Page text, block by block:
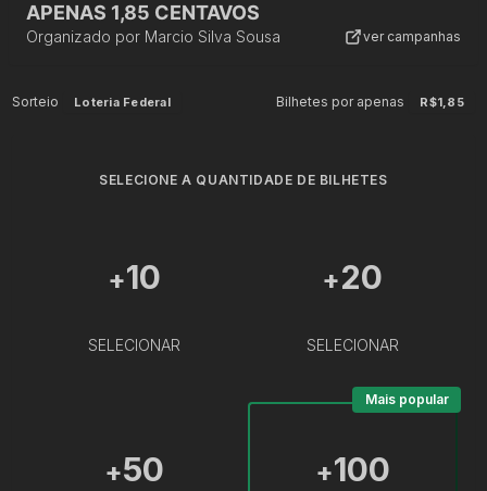
APENAS 1,85 CENTAVOS
Organizado por Marcio Silva Sousa ver campanhas
Sorteio Loteria Federal Bilhetes por apenas R$1,85
SELECIONE A QUANTIDADE DE BILHETES
+10
SELECIONAR
+20
SELECIONAR
+50 +100
Mais popular